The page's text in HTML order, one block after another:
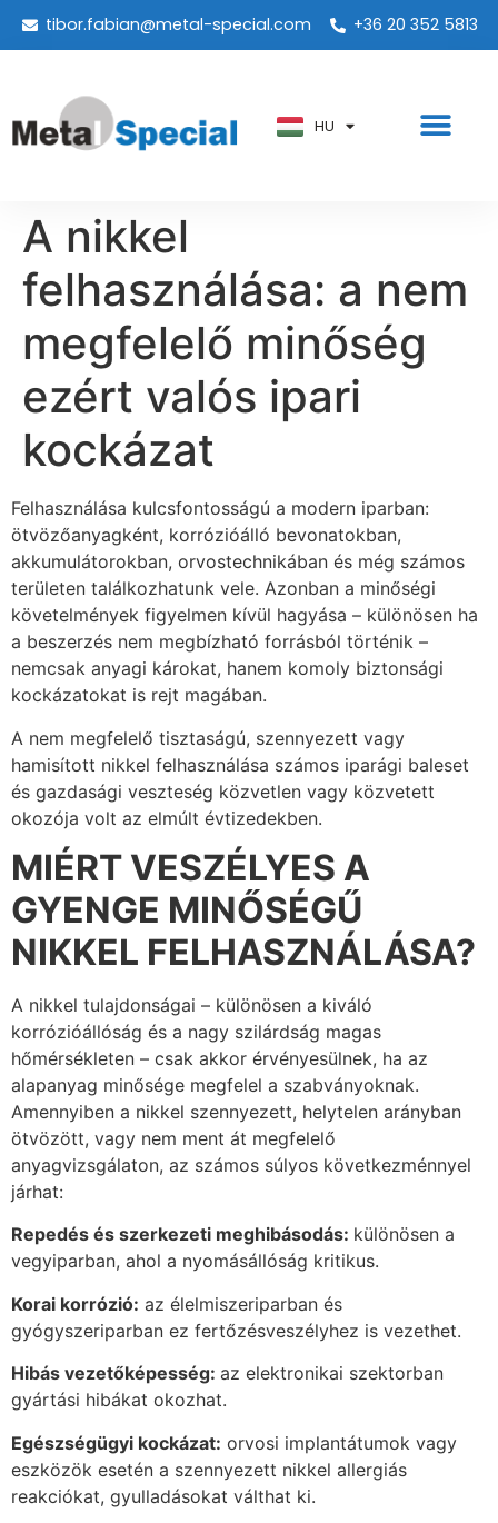
tibor.fabian@metal-special.com +36 20 352 5813
HU
PT
AR
A nikkel
felhasználása: a nem
megfelelő minőség
ezért valós ipari
kockázat
Felhasználása kulcsfontosságú a modern iparban:
ötvözőanyagként, korrózióálló bevonatokban,
akkumulátorokban, orvostechnikában és még számos
területen találkozhatunk vele. Azonban a minőségi
követelmények figyelmen kívül hagyása – különösen ha
a beszerzés nem megbízható forrásból történik –
nemcsak anyagi károkat, hanem komoly biztonsági
kockázatokat is rejt magában.
A nem megfelelő tisztaságú, szennyezett vagy
hamisított nikkel felhasználása számos iparági baleset
és gazdasági veszteség közvetlen vagy közvetett
okozója volt az elmúlt évtizedekben.
MIÉRT VESZÉLYES A
GYENGE MINŐSÉGŰ
NIKKEL FELHASZNÁLÁSA?
A nikkel tulajdonságai – különösen a kiváló
korrózióállóság és a nagy szilárdság magas
hőmérsékleten – csak akkor érvényesülnek, ha az
alapanyag minősége megfelel a szabványoknak.
Amennyiben a nikkel szennyezett, helytelen arányban
ötvözött, vagy nem ment át megfelelő
anyagvizsgálaton, az számos súlyos következménnyel
járhat:
Repedés és szerkezeti meghibásodás: különösen a
vegyiparban, ahol a nyomásállóság kritikus.
Korai korrózió: az élelmiszeriparban és
gyógyszeriparban ez fertőzésveszélyhez is vezethet.
Hibás vezetőképesség: az elektronikai szektorban
gyártási hibákat okozhat.
Egészségügyi kockázat: orvosi implantátumok vagy
eszközök esetén a szennyezett nikkel allergiás
reakciókat, gyulladásokat válthat ki.